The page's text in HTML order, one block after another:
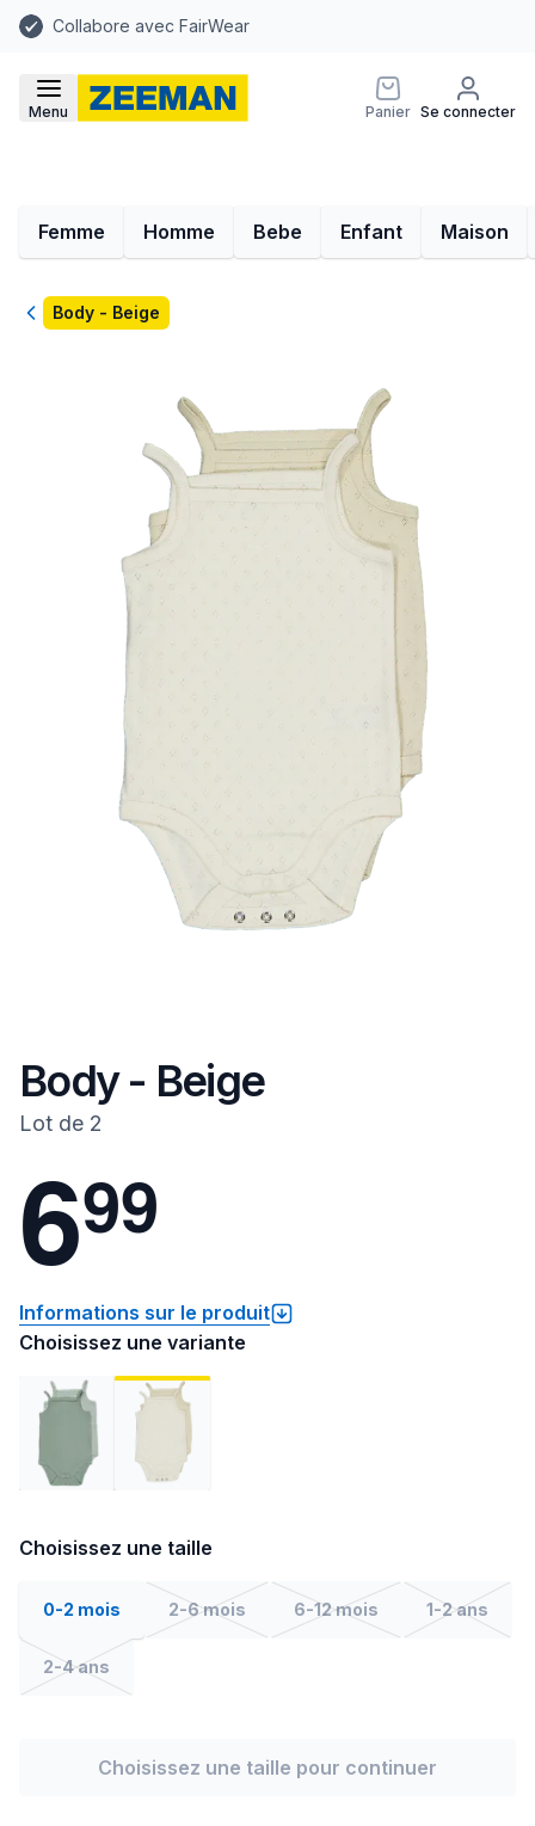
Collabore avec FairWear
Menu Panier Se connecter
Femme Homme Bebe Enfant Maison
RetourBody - Beige
Body - Beige
Lot de 2
699
Informations sur le produit
Choisissez une variante
Choisissez une taille
0-2 mois 2-6 mois 6-12 mois 1-2 ans
2-4 ans
Choisissez une taille pour continuer